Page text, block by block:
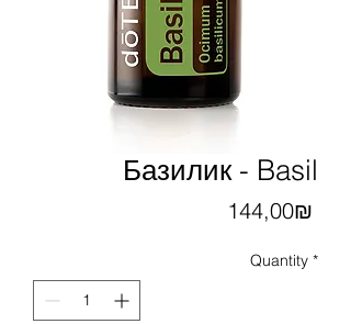
Базилик - Basil
144,00₪
Quantity *